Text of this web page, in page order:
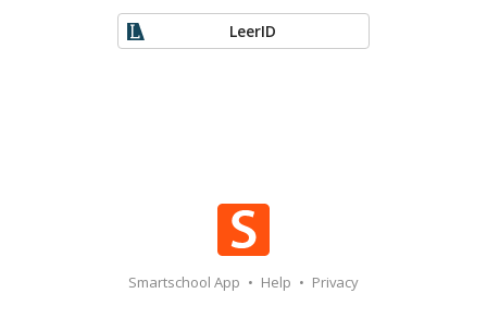
LeerID
Smartschool App • Help • Privacy